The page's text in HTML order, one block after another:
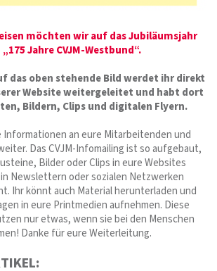
möchten wir auf das Jubiläumsjahr
„175 Jahre CVJM-Westbund“.
das oben stehende Bild werdet ihr direkt
Website weitergeleitet und habt dort
Bildern, Clips und digitalen Flyern.
an eure Mitarbeitenden und
Das CVJM-Infomailing ist so aufgebaut,
Bilder oder Clips in eure Websites
Newslettern oder sozialen Netzwerken
Ihr könnt auch Material herunterladen und
in eure Printmedien aufnehmen. Diese
nur etwas, wenn sie bei den Menschen
Danke für eure Weiterleitung.